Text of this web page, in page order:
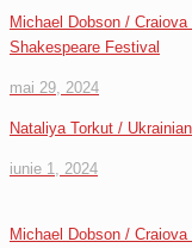
Michael Dobson / Craiova
Shakespeare Festival
mai 29, 2024
Nataliya Torkut /
iunie 1, 2024
Michael Dobson / Craiova